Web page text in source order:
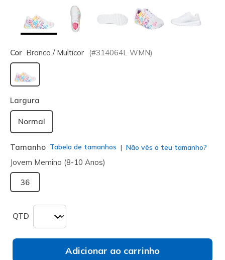
Cor Branco / Multicor (#314064L WMN)
selecionado
Largura
Normal
Tamanho Tabela de tamanhos Não vês o teu tamanho?
Jovem Memino (8-10 Anos)
36
QTD
Adicionar ao carrinho